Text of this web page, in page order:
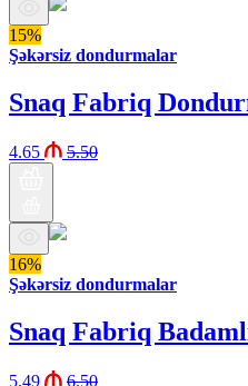
15%
Şəkərsiz dondurmalar
Snaq Fabriq
4.65 5.50
16%
Şəkərsiz dondurmalar
Snaq Fabriq
5.49 6.50